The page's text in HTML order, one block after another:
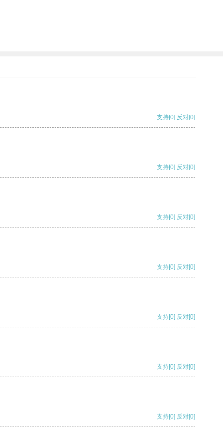
支持[0] 反对[0]
支持[0] 反对[0]
支持[0] 反对[0]
支持[0] 反对[0]
支持[0] 反对[0]
支持[0] 反对[0]
支持[0] 反对[0]